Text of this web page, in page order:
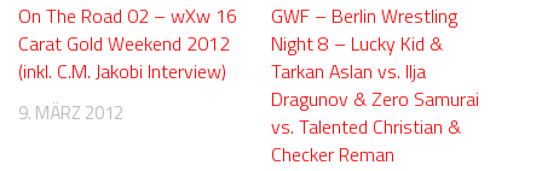
On The Road 02 – wXw 16
Carat Gold Weekend 2012
(inkl. C.M. Jakobi Interview)
9. MÄRZ 2012
GWF – Berlin Wrestling
Night 8 – Lucky Kid &
Tarkan Aslan vs. Ilja
Dragunov & Zero Samurai
vs. Talented Christian &
Checker Reman